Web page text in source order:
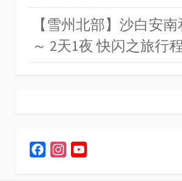
【雪州北部】沙白安
～ 2天1夜 快闪之旅行程